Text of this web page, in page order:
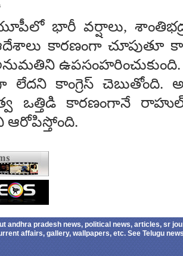
భారీ వర్షాలు,
కారణంగా చూపుతూ
లేదని కాంగ్రెస్ చెబుతోంది.
ఒత్తిడి కారణంగానే
ఆరోపిస్తోంది.
andhra pradesh news, political news, articles, sr
affairs, gallery, wallpapers, etc. See Telugu